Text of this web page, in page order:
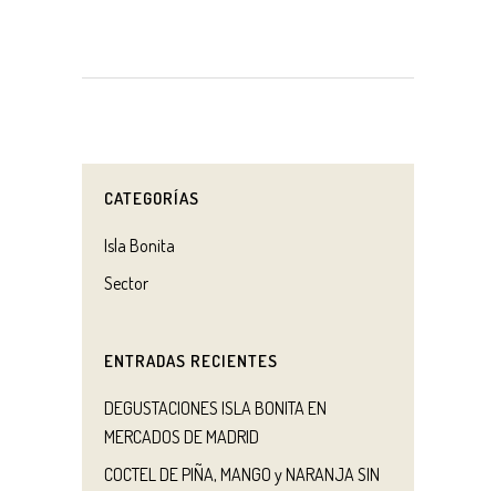
CATEGORÍAS
Isla Bonita
Sector
ENTRADAS RECIENTES
DEGUSTACIONES ISLA BONITA EN
MERCADOS DE MADRID
COCTEL DE PIÑA, MANGO y NARANJA SIN